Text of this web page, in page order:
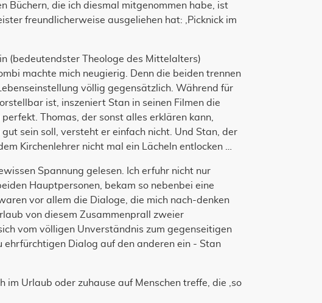
Büchern, die ich diesmal mitgenommen habe, ist
freundlicherweise ausgeliehen hat: ‚Picknick im
(bedeutendster Theologe des Mittelalters)
machte mich neugierig. Denn die beiden trennen
völlig gegensätzlich. Während für
ist, inszeniert Stan in seinen Filmen die
Thomas, der sonst alles erklären kann,
sein soll, versteht er einfach nicht. Und Stan, der
Kirchenlehrer nicht mal ein Lächeln entlocken …
Spannung gelesen. Ich erfuhr nicht nur
Hauptpersonen, bekam so nebenbei eine
vor allem die Dialoge, die mich nach-denken
von diesem Zusammenprall zweier
vom völligen Unverständnis zum gegenseitigen
ehrfürchtigen Dialog auf den anderen ein - Stan
Urlaub oder zuhause auf Menschen treffe, die ‚so